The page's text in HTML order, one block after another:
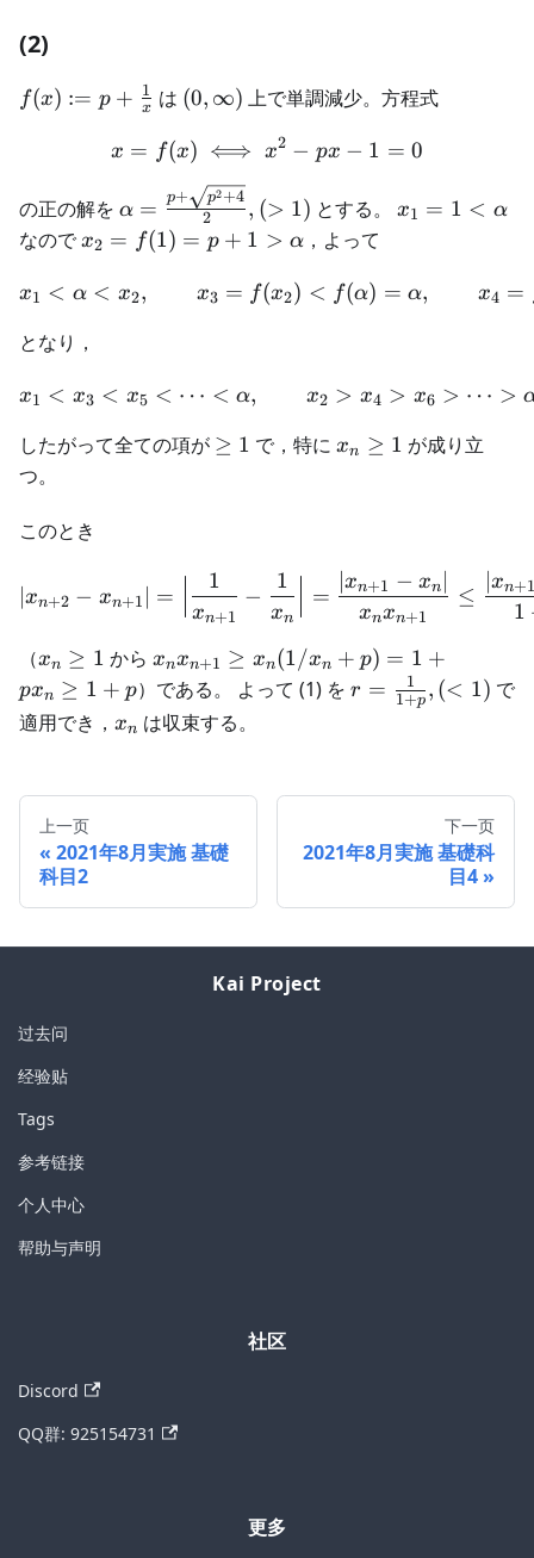
(2)
f(x):=p+\frac{1}
f(x) := p + x
1 は (0,\infty)
(0, ∞) 上で単調減少。方程式
x=f(x)\iff x^2-px-1=0
x = f(x) ⟺ x2 − px − 1 = 0
の正の解を
\alpha=\frac{p+\sqrt{p^2+4}}2,
(>1)
α = 2
p+ p2+4 , (> 1) とする。x1 = 1 < α
なのでx_2=f(1)=p+1>\alpha
x2 = f(1) = p + 1 > α，よって
x1 < α < x2, x3 = f(x2) < f(α) = α, x4 =
となり，
x1 < x3 < x5 < ⋯ < α, x2 > x4 > x6 > ⋯ >
したがって全ての項が \ge
≥ 1 で，特にx_n\ge
xn ≥ 1 が成り立
つ。
このとき
|x_{n+2}-
xn+2 − xn+1 =
xn+1
1
−
xn
1
=
xnxn+1
∣xn+1 − xn ∣
≤
1
∣xn+1
（x_n\ge
1
xn ≥ 1 から x_nx_{n+1}\ge
x_n(1/x_n+p)=1+px_n\ge1+p
xnxn+1 ≥ xn(1/xn + p) = 1 +
pxn ≥ 1 + p）である。 よって (1) をr=\frac1{1+p},
r = 1+p
1 , (< 1) で
適用でき， {x_n}
xn は収束する。
上一页
2021年8月実施 基礎
科目2
下一页
2021年8月実施 基礎科
目4
Kai Project
过去问
经验贴
Tags
参考链接
个人中心
帮助与声明
社区
Discord
QQ群: 925154731
更多